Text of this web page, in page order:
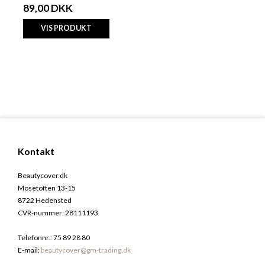
89,00 DKK
VIS PRODUKT
Kontakt
Beautycover.dk
Mosetoften 13-15
8722 Hedensted
CVR-nummer:28111193
Telefonnr.:75 89 28 80
E-mail: beautycover@gm-trading.dk